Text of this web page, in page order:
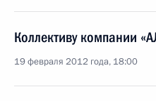
Коллективу компании
19 февраля 2012 года, 18:00